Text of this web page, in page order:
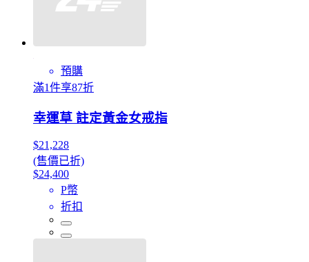
預購
滿1件享87折
幸運草 註定黃金女戒指
$21,228
(售價已折)
$24,400
P幣
折扣